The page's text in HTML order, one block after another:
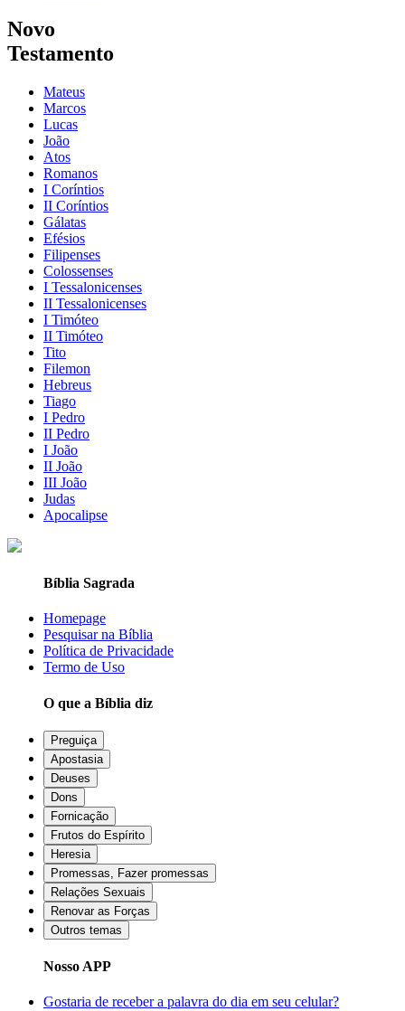
Novo
Testamento
Mateus
Marcos
Lucas
João
Atos
Romanos
I Coríntios
II Coríntios
Gálatas
Efésios
Filipenses
Colossenses
I Tessalonicenses
II Tessalonicenses
I Timóteo
II Timóteo
Tito
Filemon
Hebreus
Tiago
I Pedro
II Pedro
I João
II João
III João
Judas
Apocalipse
Bíblia Sagrada
Homepage
Pesquisar na Bíblia
Política de Privacidade
Termo de Uso
O que a Bíblia diz
Preguiça
Apostasia
Deuses
Dons
Fornicação
Frutos do Espírito
Heresia
Promessas, Fazer promessas
Relações Sexuais
Renovar as Forças
Outros temas
Nosso APP
Gostaria de receber a palavra do dia em seu celular?